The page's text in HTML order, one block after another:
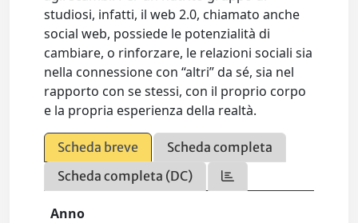
studiosi, infatti, il web 2.0, chiamato anche
social web, possiede le potenzialità di
cambiare, o rinforzare, le relazioni sociali sia
nella connessione con “altri” da sé, sia nel
rapporto con se stessi, con il proprio corpo
e la propria esperienza della realtà.
Scheda breve
Scheda completa
Scheda completa (DC)
Anno